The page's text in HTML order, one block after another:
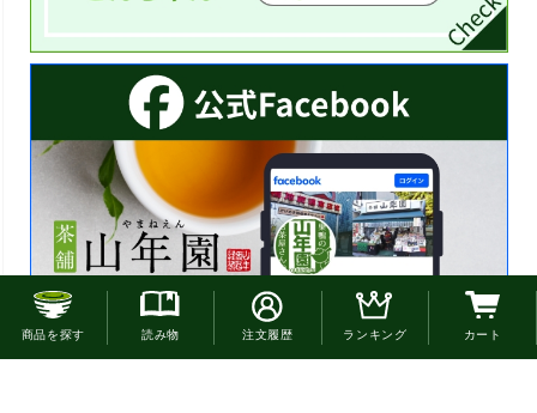
お電話でのご注文はこちら
商品を探す 読み物 注文履歴 ランキング カート